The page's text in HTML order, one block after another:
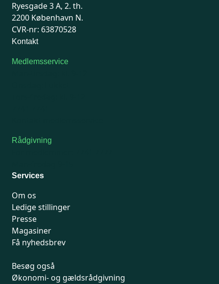
Ryesgade 3 A, 2. th.
2200 København N.
CVR-nr: 63870528
Kontakt
Medlemsservice
Rådgivning
Services
Om os
Ledige stillinger
Presse
Magasiner
Få nyhedsbrev
Besøg også
Økonomi- og gældsrådgivning